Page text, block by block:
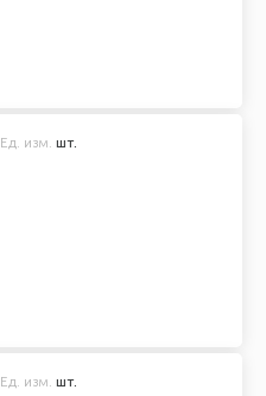
Ед. изм. шт.
Ед. изм. шт.